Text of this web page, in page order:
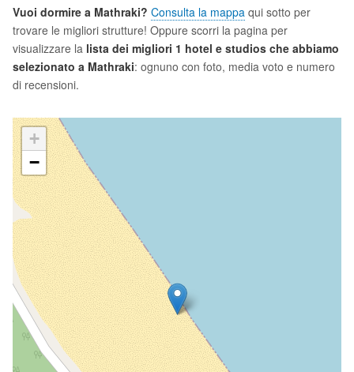
Vuoi dormire a Mathraki? Consulta la mappa qui sotto per
trovare le migliori strutture! Oppure scorri la pagina per
visualizzare la lista dei migliori 1 hotel e studios che abbiamo
selezionato a Mathraki: ognuno con foto, media voto e numero
di recensioni.
+
−